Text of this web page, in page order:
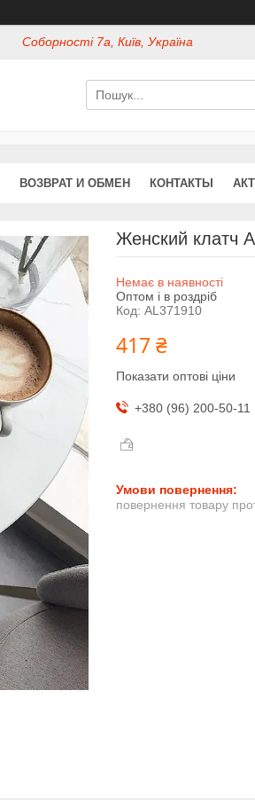
Соборності 7а, Київ, Україна
ВОЗВРАТ И ОБМЕН КОНТАКТЫ
Женский клатч
Немає в наявності
Оптом і в роздріб
Код: AL371910
417 ₴
Показати оптові ціни
+380 (96) 200-50-11
повернення товару